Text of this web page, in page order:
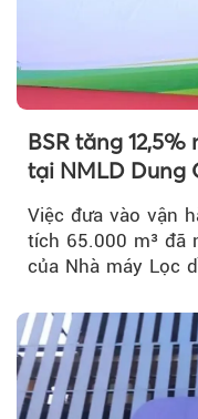
BSR tăng
tại NMLD Dung
Việc đưa vào vận
tích 65.000 m³ đã
của Nhà máy Lọc